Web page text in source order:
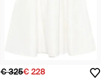
€ 325€ 228